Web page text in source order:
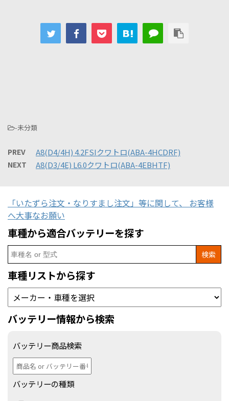
-未分類
PREV A8(D4/4H) 4.2FSIクワトロ(ABA-4HCDRF)
NEXT A8(D3/4E) L6.0クワトロ(ABA-4EBHTF)
「いたずら注文・なりすまし注文」等に関して、 お客様
へ大事なお願い
車種から適合バッテリーを探す
Search
for:
車種リストから探す
バッテリー情報から検索
バッテリー商品検索
バッテリーの種類